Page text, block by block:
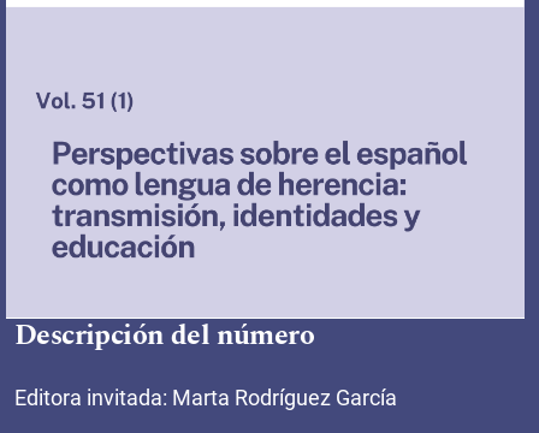
Descripción del número
Editora invitada: Marta Rodríguez García